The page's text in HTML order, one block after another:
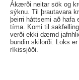
Ákærði neitar sök og
sýknu. Til þrautavara
þeirri háttsemi að
tíma. Komi til
verði ekki dæmd
bundin skilorði. Loks
ríkissjóði.